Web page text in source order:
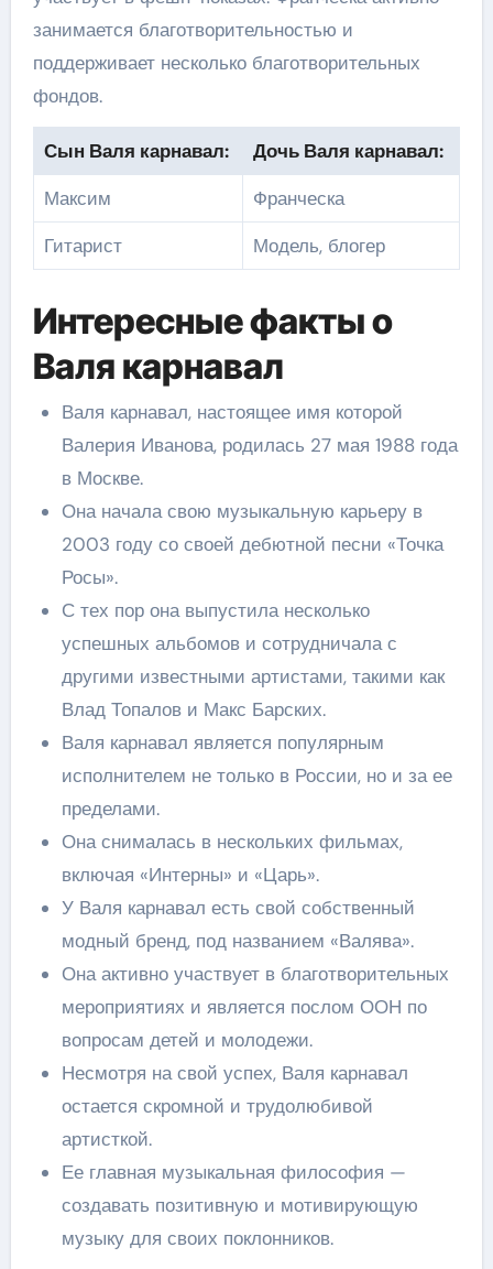
занимается благотворительностью и
поддерживает несколько благотворительных
фондов.
Сын Валя карнавал:
Дочь Валя карнавал:
Максим
Франческа
Гитарист
Модель, блогер
Интересные факты о
Валя карнавал
Валя карнавал, настоящее имя которой
Валерия Иванова, родилась 27 мая 1988 года
в Москве.
Она начала свою музыкальную карьеру в
2003 году со своей дебютной песни «Точка
Росы».
С тех пор она выпустила несколько
успешных альбомов и сотрудничала с
другими известными артистами, такими как
Влад Топалов и Макс Барских.
Валя карнавал является популярным
исполнителем не только в России, но и за ее
пределами.
Она снималась в нескольких фильмах,
включая «Интерны» и «Царь».
У Валя карнавал есть свой собственный
модный бренд, под названием «Валява».
Она активно участвует в благотворительных
мероприятиях и является послом ООН по
вопросам детей и молодежи.
Несмотря на свой успех, Валя карнавал
остается скромной и трудолюбивой
артисткой.
Ее главная музыкальная философия —
создавать позитивную и мотивирующую
музыку для своих поклонников.